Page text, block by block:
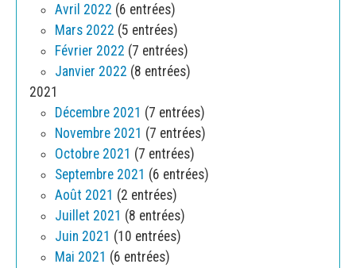
Avril 2022 (6 entrées)
Mars 2022 (5 entrées)
Février 2022 (7 entrées)
Janvier 2022 (8 entrées)
2021
Décembre 2021 (7 entrées)
Novembre 2021 (7 entrées)
Octobre 2021 (7 entrées)
Septembre 2021 (6 entrées)
Août 2021 (2 entrées)
Juillet 2021 (8 entrées)
Juin 2021 (10 entrées)
Mai 2021 (6 entrées)